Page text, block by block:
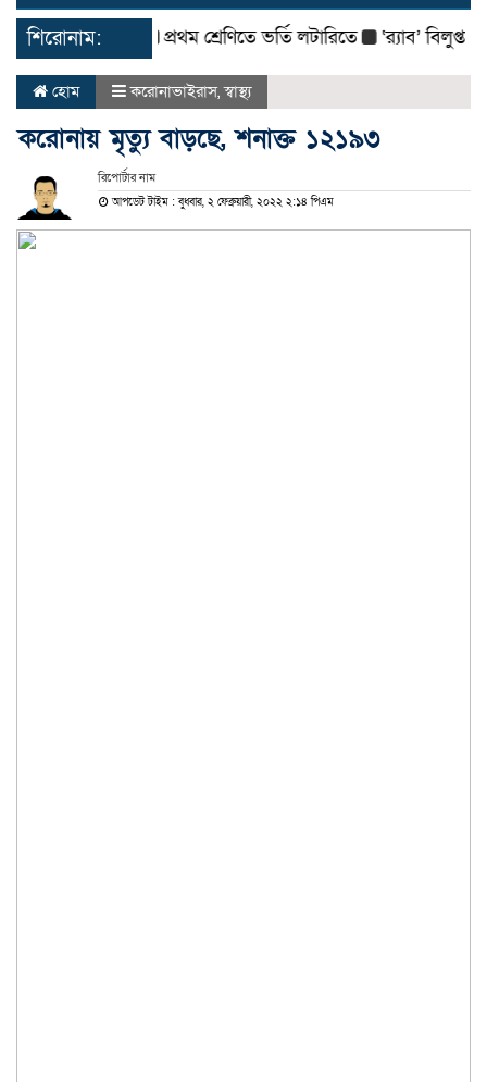
শিরোনাম: প্রথম শ্রেণিতে ভর্তি লটারিতে ‘র‌্যাব’ বিলুপ্ত করে
হোম করোনাভাইরাস,স্বাস্থ্য
করোনায় মৃত্যু বাড়ছে, শনাক্ত ১২১৯৩
রিপোর্টার নাম
আপডেট টাইম : বুধবার, ২ ফেব্রুয়ারী, ২০২২ ২:১৪ পিএম